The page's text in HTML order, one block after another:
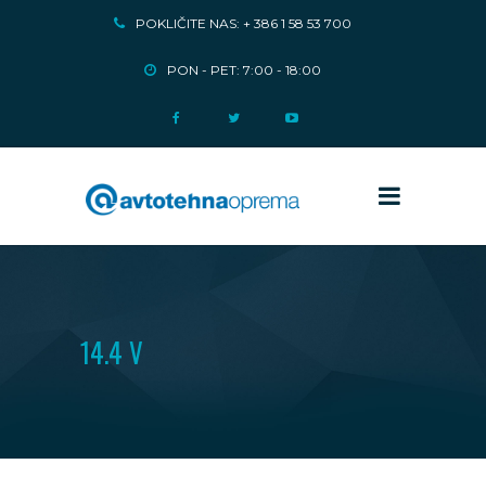
POKLIČITE NAS: + 386 1 58 53 700
PON - PET: 7:00 - 18:00
14.4 V